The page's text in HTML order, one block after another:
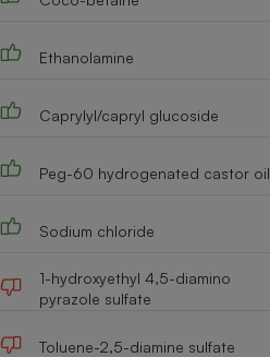
Ethanolamine
Caprylyl/capryl glucoside
Peg-60 hydrogenated castor oil
Sodium chloride
1-hydroxyethyl 4,5-diamino
pyrazole sulfate
Toluene-2,5-diamine sulfate